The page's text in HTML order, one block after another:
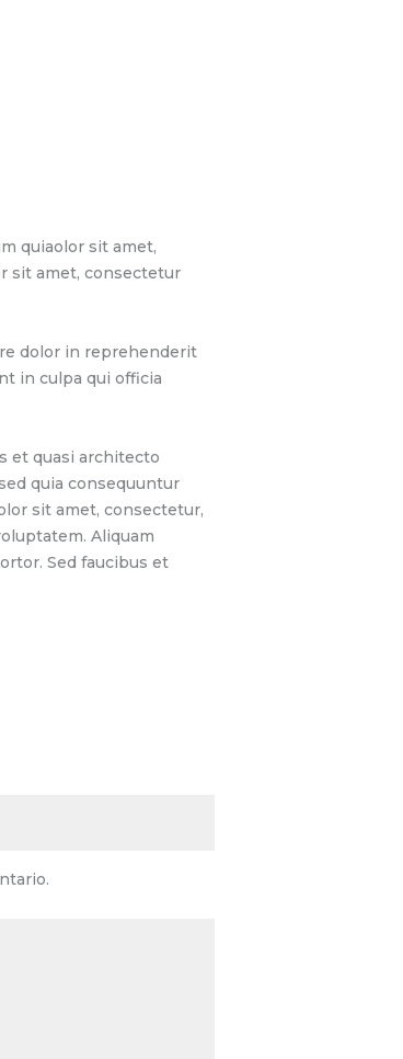
quiaolor sit amet,
sit amet, consectetur
dolor in reprehenderit
in culpa qui officia
et quasi architecto
quia consequuntur
sit amet, consectetur,
Aliquam
Sed faucibus et